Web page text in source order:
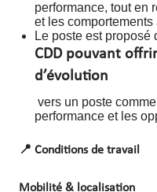
performance, tout en
et les
Le poste est proposé
CDD pouvant
d’évolution
vers un poste
performance et les
📍 Conditions de travail
Mobilité & localisation